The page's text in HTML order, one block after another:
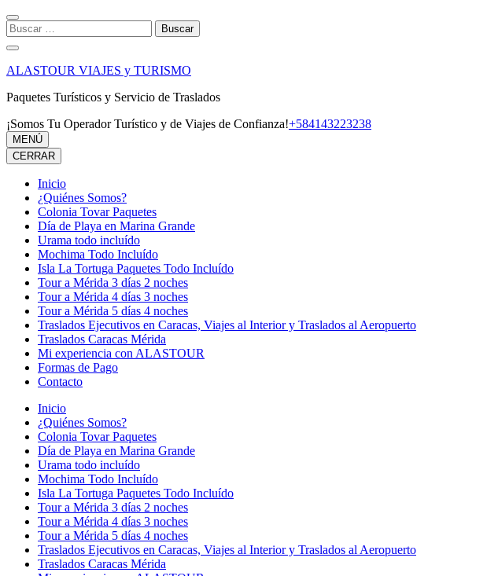
Saltar
al
contenido
(presiona
la
Intro)
Buscar:
ALASTOUR VIAJES y TURISMO
Paquetes Turísticos y Servicio de Traslados
¡Somos Tu Operador Turístico y de Viajes de Confianza!+584143223238
MENÚ
CERRAR
Inicio
¿Quiénes Somos?
Colonia Tovar Paquetes
Día de Playa en Marina Grande
Urama todo incluído
Mochima Todo Incluído
Isla La Tortuga Paquetes Todo Incluído
Tour a Mérida 3 días 2 noches
Tour a Mérida 4 días 3 noches
Tour a Mérida 5 días 4 noches
Traslados Ejecutivos en Caracas, Viajes al Interior y Traslados al Aeropuerto
Traslados Caracas Mérida
Mi experiencia con ALASTOUR
Formas de Pago
Contacto
Inicio
¿Quiénes Somos?
Colonia Tovar Paquetes
Día de Playa en Marina Grande
Urama todo incluído
Mochima Todo Incluído
Isla La Tortuga Paquetes Todo Incluído
Tour a Mérida 3 días 2 noches
Tour a Mérida 4 días 3 noches
Tour a Mérida 5 días 4 noches
Traslados Ejecutivos en Caracas, Viajes al Interior y Traslados al Aeropuerto
Traslados Caracas Mérida